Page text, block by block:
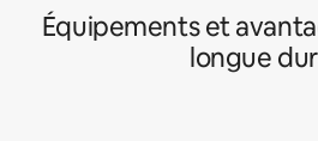
Équipements et
longue